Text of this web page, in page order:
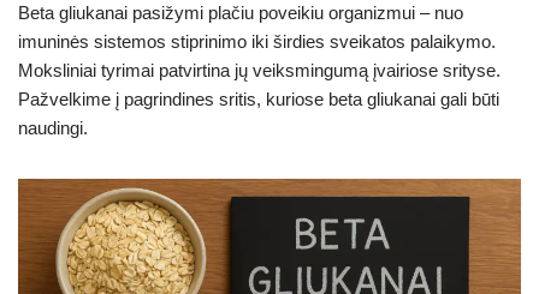
Beta gliukanai pasižymi plačiu poveikiu organizmui – nuo
imuninės sistemos stiprinimo iki širdies sveikatos palaikymo.
Moksliniai tyrimai patvirtina jų veiksmingumą įvairiose srityse.
Pažvelkime į pagrindines sritis, kuriose beta gliukanai gali būti
naudingi.